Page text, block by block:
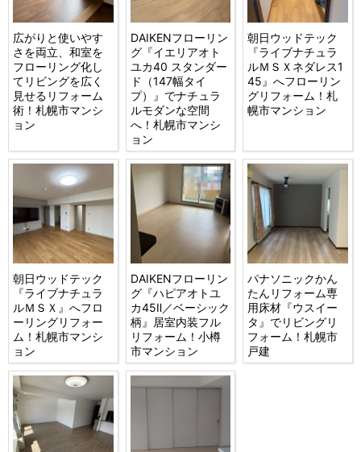
広がりと使いやす
さを両立、和室を
フローリング化し
てリビングを広く
見せるリフォーム
術！札幌市マンシ
ョン
DAIKENフローリン
グ『イエリアオト
ユカ40 スタンダー
ド（147幅タイ
プ）』でナチュラ
ルモダンな空間
へ！札幌市マンシ
ョン
朝日ウッドテック
『ライブナチュラ
ルＭＳＸネダレス1
45』へフローリン
グリフォーム！札
幌市マンション
朝日ウッドテック
『ライブナチュラ
ルＭＳＸ』へフロ
ーリングリフォー
ム！札幌市マンシ
ョン
DAIKENフローリン
グ『ハピアオトユ
カ45Ⅱ／ベーシック
柄』居室内装フル
リフォーム！小樽
市マンション
パナソニックかん
たんリフォーム専
用床材『ウスイー
タ』でリビングリ
フォーム！札幌市
戸建